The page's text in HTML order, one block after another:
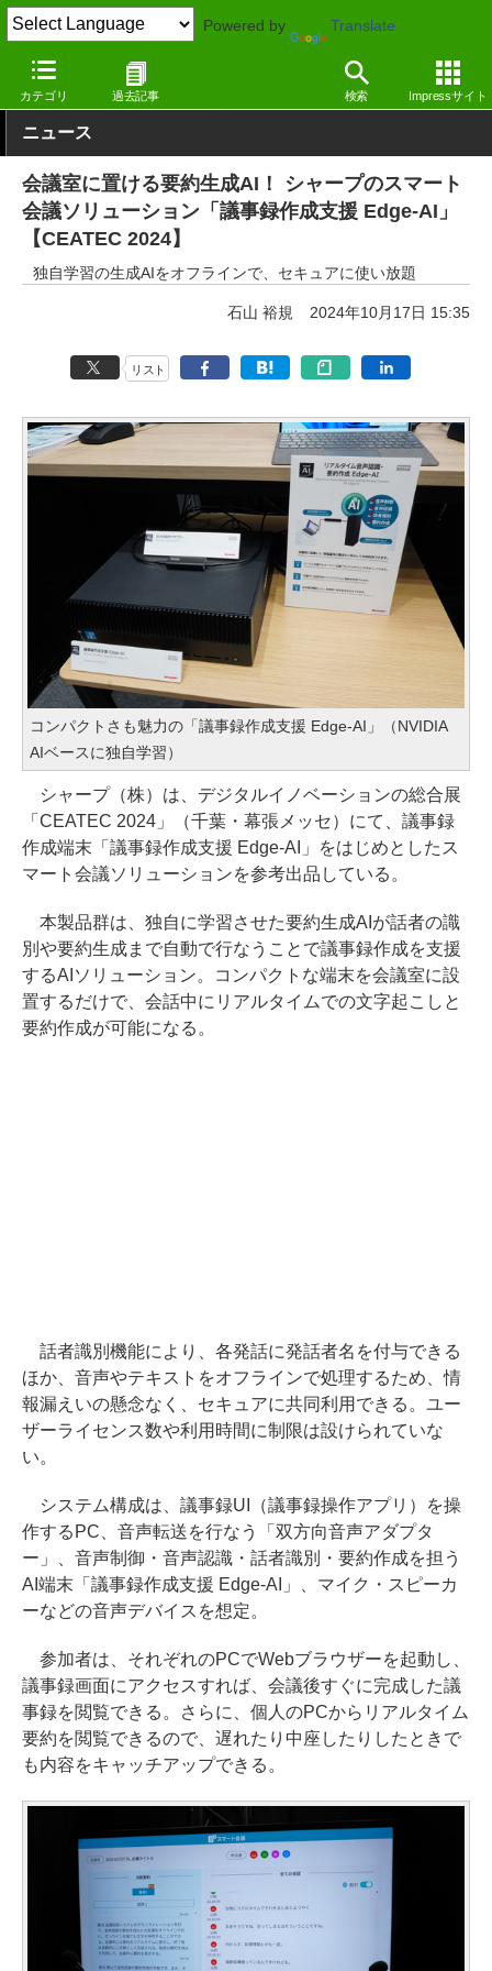
Powered by Translate
カテゴリ 過去記事 検索 Impressサイト
窓の杜 生成AI 文章生成
ニュース
会議室に置ける要約生成AI！ シャープのスマート
会議ソリューション「議事録作成支援 Edge-AI」
【CEATEC 2024】
独自学習の生成AIをオフラインで、セキュアに使い放題
石山 裕規 2024年10月17日 15:35
リスト
コンパクトさも魅力の「議事録作成支援 Edge-AI」（NVIDIA
AIベースに独自学習）
シャープ（株）は、デジタルイノベーションの総合展
「CEATEC 2024」（千葉・幕張メッセ）にて、議事録
作成端末「議事録作成支援 Edge-AI」をはじめとしたス
マート会議ソリューションを参考出品している。
本製品群は、独自に学習させた要約生成AIが話者の識
別や要約生成まで自動で行なうことで議事録作成を支援
するAIソリューション。コンパクトな端末を会議室に設
置するだけで、会話中にリアルタイムでの文字起こしと
要約作成が可能になる。
話者識別機能により、各発話に発話者名を付与できる
ほか、音声やテキストをオフラインで処理するため、情
報漏えいの懸念なく、セキュアに共同利用できる。ユー
ザーライセンス数や利用時間に制限は設けられていな
い。
システム構成は、議事録UI（議事録操作アプリ）を操
作するPC、音声転送を行なう「双方向音声アダプタ
ー」、音声制御・音声認識・話者識別・要約作成を担う
AI端末「議事録作成支援 Edge-AI」、マイク・スピーカ
ーなどの音声デバイスを想定。
参加者は、それぞれのPCでWebブラウザーを起動し、
議事録画面にアクセスすれば、会議後すぐに完成した議
事録を閲覧できる。さらに、個人のPCからリアルタイム
要約を閲覧できるので、遅れたり中座したりしたときで
も内容をキャッチアップできる。